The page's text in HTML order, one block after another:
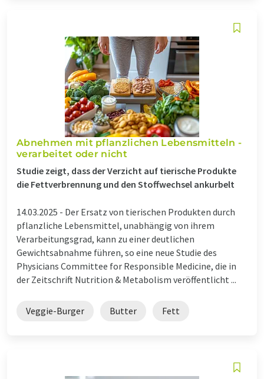
Abnehmen mit pflanzlichen Lebensmitteln -
verarbeitet oder nicht
Studie zeigt, dass der Verzicht auf tierische Produkte
die Fettverbrennung und den Stoffwechsel ankurbelt
14.03.2025 - Der Ersatz von tierischen Produkten durch
pflanzliche Lebensmittel, unabhängig von ihrem
Verarbeitungsgrad, kann zu einer deutlichen
Gewichtsabnahme führen, so eine neue Studie des
Physicians Committee for Responsible Medicine, die in
der Zeitschrift Nutrition & Metabolism veröffentlicht ...
Veggie-Burger Butter Fett